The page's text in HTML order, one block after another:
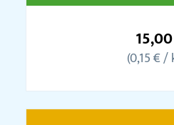
(0,15 € /